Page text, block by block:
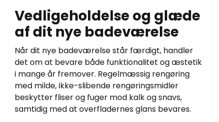
Vedligeholdelse og glæde
af dit nye badeværelse
Når dit nye badeværelse står færdigt, handler
det om at bevare både funktionalitet og æstetik
i mange år fremover. Regelmæssig rengøring
med milde, ikke-slibende rengøringsmidler
beskytter fliser og fuger mod kalk og snavs,
samtidig med at overfladernes glans bevares.